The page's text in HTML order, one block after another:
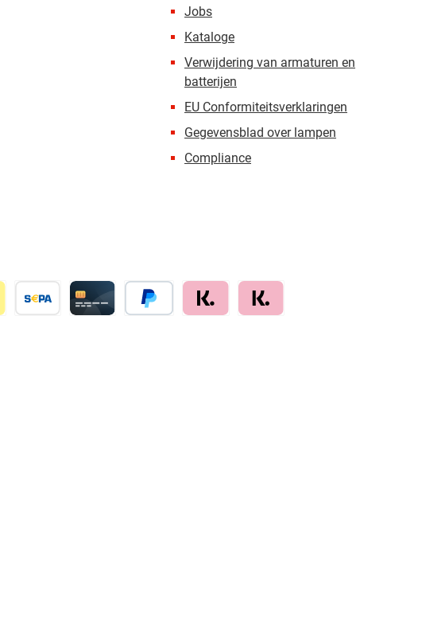
Jobs
Kataloge
Verwijdering van armaturen en
batterijen
EU Conformiteitsverklaringen
Gegevensblad over lampen
Compliance